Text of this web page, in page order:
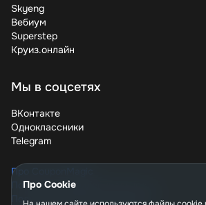
возможность получить двойную или
выгоду, комбинируя промокоды с
специальными предложениями.
рассылку, следите за обновлениями и
всех выгодных предложений Korston.
Skyeng
Вебиум
Superstep
Круиз.онлайн
Мы в соцсетях
ВКонтакте
Одноклассники
Telegram
Про CouponMagic
Политика конфиденциальности
Пользовательское соглашение
Про Cookie